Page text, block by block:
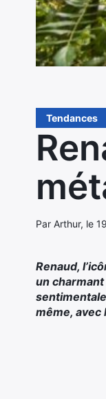
Tendances
Par Arthur, le
Renaud,
un
même, avec